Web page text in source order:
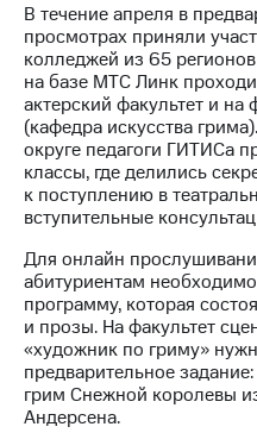
регионе
и акционерам
Корпоративное
управление
Корпоративный
секретарь
Раскрытие
информации
Информация
акционерам
Документы
ПАО
"МТС"
Собрания
акционеров
Личный
В течение апреля в
просмотрах приняли
колледжей из 65
на базе МТС Линк
актерский факультет и на
(кафедра искусства
округе педагоги ГИТИСа
классы, где делились
к поступлению в
вступительные
Для онлайн
абитуриентам
программу, которая
и прозы. На факультет
«художник по гриму»
предварительное
грим Снежной королевы
Андерсена.